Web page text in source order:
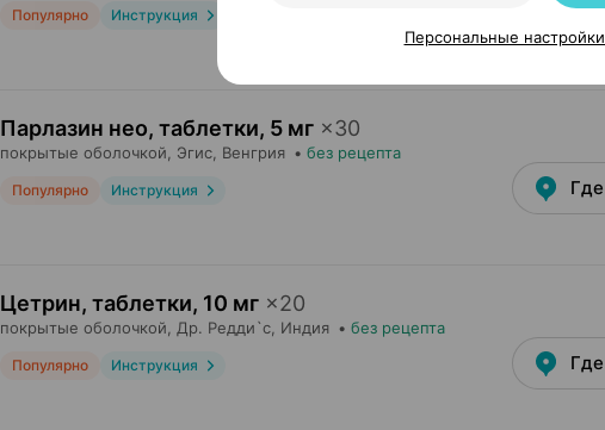
Популярно Инструкция
Парлазин нео, таблетки, 5 мг ×30
покрытые оболочкой, Эгис , Венгрия • без рецепта
Популярно Инструкция
Цетрин, таблетки, 10 мг ×20
покрытые оболочкой, Др. Редди`с , Индия • без рецепта
Популярно Инструкция
Персональные